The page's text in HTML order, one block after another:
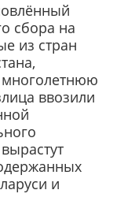
сбора на
из стран
многолетнюю
ввозили
и